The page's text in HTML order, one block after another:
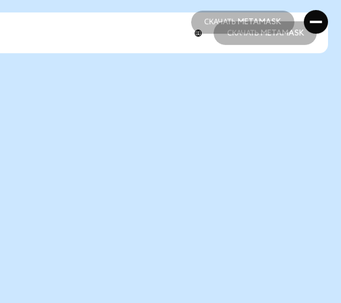
СКАЧАТЬ METAMASK
СКАЧАТЬ METAMASK
СКАЧАТЬ METAMASK